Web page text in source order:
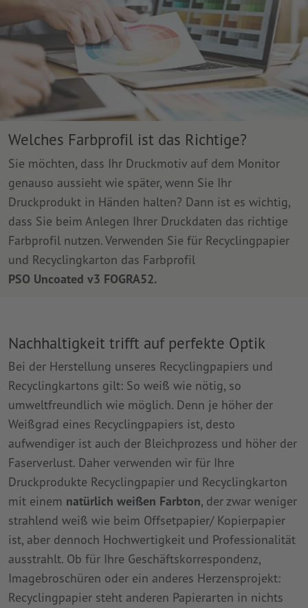
Nachhaltigkeit trifft auf perfekte Optik
Bei der Herstellung unseres Recyclingpapiers und
Recyclingkartons gilt: So weiß wie nötig, so
umweltfreundlich wie möglich. Denn je höher der
Weißgrad eines Recyclingpapiers ist, desto
aufwendiger ist auch der Bleichprozess und höher der
Faserverlust. Daher verwenden wir für Ihre
Druckprodukte Recyclingpapier und Recyclingkarton
mit einem natürlich weißen Farbton, der zwar weniger
strahlend weiß wie beim Offsetpapier/ Kopierpapier
ist, aber dennoch Hochwertigkeit und Professionalität
ausstrahlt. Ob für Ihre Geschäftskorrespondenz,
Imagebroschüren oder ein anderes Herzensprojekt:
Recyclingpapier steht anderen Papierarten in nichts
Welches Farbprofil ist das Richtige?
Sie möchten, dass Ihr Druckmotiv auf dem Monitor
genauso aussieht wie später, wenn Sie Ihr
Druckprodukt in Händen halten? Dann ist es wichtig,
dass Sie beim Anlegen Ihrer Druckdaten das richtige
Farbprofil nutzen. Verwenden Sie für Recyclingpapier
und Recyclingkarton das Farbprofil
PSO Uncoated v3 FOGRA52.